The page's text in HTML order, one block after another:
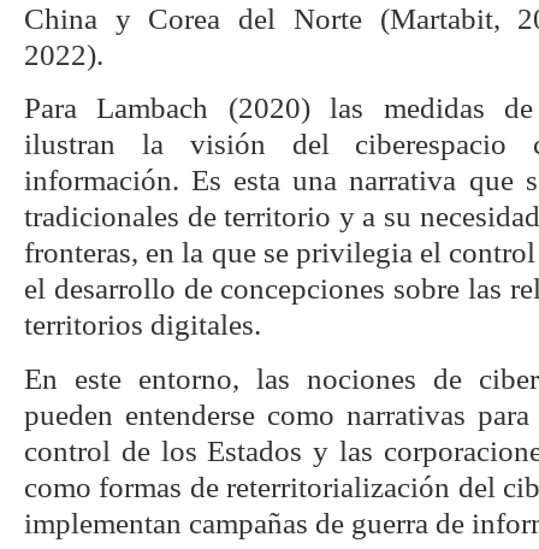
China y Corea del Norte (Martabit,
2022).
Para Lambach (2020) las medidas
ilustran la visión del ciberespacio
información. Es esta una narrativa que
tradicionales de territorio y a su
fronteras, en la que se privilegia el
el desarrollo de concepciones sobre las
territorios digitales.
En este entorno, las nociones de
pueden entenderse como narrativas
control de los Estados y las
como formas de reterritorialización del
implementan campañas de guerra de